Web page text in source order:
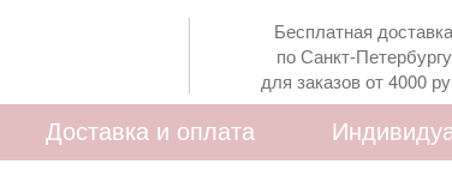
Бесплатная доставка
по Санкт-Петербургу
для заказов от 4000
Доставка и оплата